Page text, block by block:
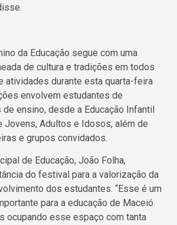
da Educação segue com uma
de cultura e tradições em todos
atividades durante esta quarta-feira
envolvem estudantes de
ensino, desde a Educação Infantil
Jovens, Adultos e Idosos, além de
e grupos convidados.
de Educação, João Folha,
do festival para a valorização da
dos estudantes. “Esse é um
para a educação de Maceió.
ocupando esse espaço com tanta